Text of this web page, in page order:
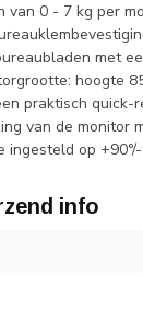
van 0 - 7 kg per
met
hoogte
praktisch quick-
van de monitor
ingesteld op
info